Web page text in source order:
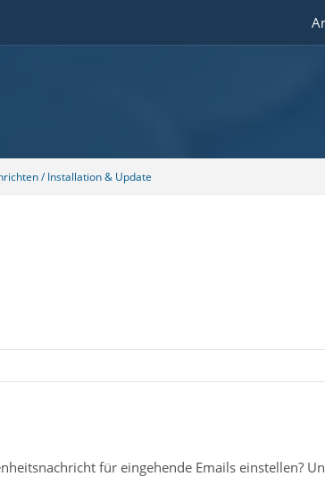
/ Installation & Update
für eingehende Emails einstellen?